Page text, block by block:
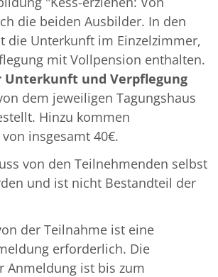
die beiden Ausbilder. In den
die Unterkunft im Einzelzimmer,
mit Vollpension enthalten.
Unterkunft und Verpflegung
dem jeweiligen Tagungshaus
Hinzu kommen
insgesamt 40€.
von den Teilnehmenden selbst
und ist nicht Bestandteil der
der Teilnahme ist eine
erforderlich. Die
Anmeldung ist bis zum